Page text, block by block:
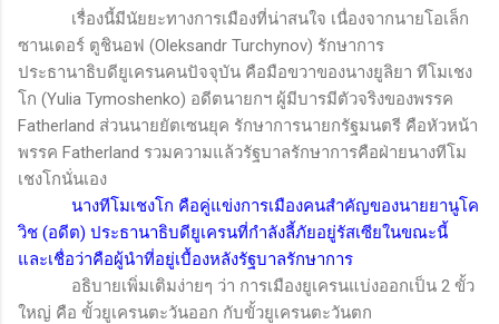
เรื่องนี้มีนัยยะทางการเมืองที่น่าสนใจ เนื่องจากนายโอเล็ก
ซานเดอร์ ตูชินอฟ (Oleksandr Turchynov) รักษาการ
ประธานาธิบดียูเครนคนปัจจุบัน คือมือขวาของนางยูลิยา ทีโมเชง
โก (Yulia Tymoshenko) อดีตนายกฯ ผู้มีบารมีตัวจริงของพรรค
Fatherland ส่วนนายยัตเซนยุค รักษาการนายกรัฐมนตรี คือหัวหน้า
พรรค Fatherland รวมความแล้วรัฐบาลรักษาการคือฝ่ายนางทีโม
เชงโกนั่นเอง
นางทีโมเชงโก คือคู่แข่งการเมืองคนสำคัญของนายยานูโค
วิช (อดีต) ประธานาธิบดียูเครนที่กำลังลี้ภัยอยู่รัสเซียในขณะนี้
และเชื่อว่าคือผู้นำที่อยู่เบื้องหลังรัฐบาลรักษาการ
อธิบายเพิ่มเติมง่ายๆ ว่า การเมืองยูเครนแบ่งออกเป็น 2 ขั้ว
ใหญ่ คือ ขั้วยูเครนตะวันออก กับขั้วยูเครนตะวันตก